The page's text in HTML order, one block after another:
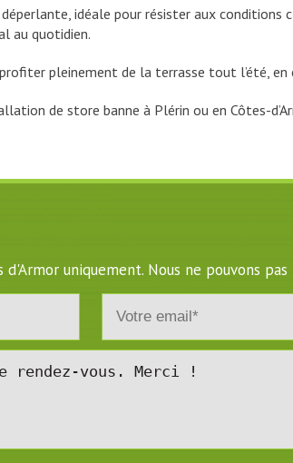
idéale pour résister aux
au quotidien.
pleinement de la terrasse tout l’été,
de store banne à Plérin ou en Côtes-
d'Armor uniquement. Nous ne pouvons